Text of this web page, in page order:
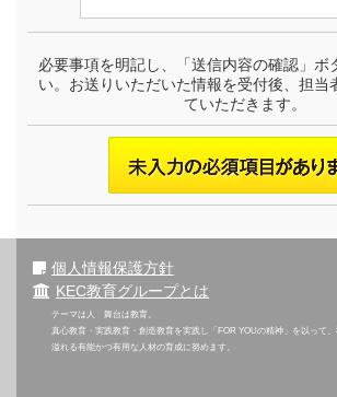
必要事項を明記し、「送信内容の確認」ボ
い。お送りいただいた情報を受付後、担当
ていただきます。
個人情報保護方針
KEC教育グループとは
テーマは人 舞台は教育。
真心教育・実践教育・創造教育を実践し「FOR YOUの精神」を以って
溢れる有能かつ有用な人材の育成に努めます。